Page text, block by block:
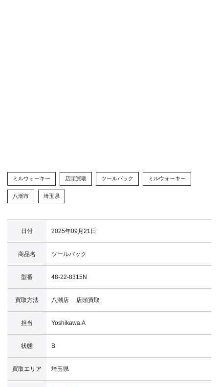
ミルウォーキー 店頭買取 ツールバック ミルウォーキー
八潮市 埼玉県
日付 2025年09月21日
商品名 ツールバック
型番 48-22-8315N
買取方法 八潮店 店頭買取
担当 Yoshikawa.A
状態 B
買取エリア 埼玉県